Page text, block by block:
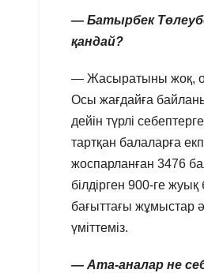
— Батырбек
қандай?
— Жасыратыны жоқ,
Осы жағдайға
дейін түрлі
тартқан балаларға
жоспарланған 3476
білдірген 900-ге
бағыттағы жұмыстар
үміттеміз.
— Ата-аналар не